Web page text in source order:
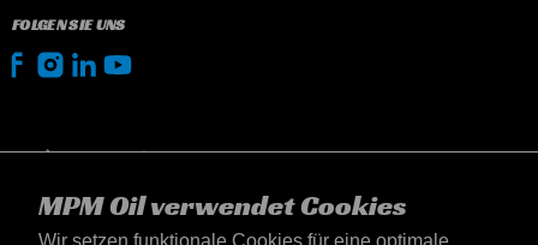
MPM Oil verwendet Cookies
Wir setzen funktionale Cookies für eine optimale
FOLGEN SIE UNS